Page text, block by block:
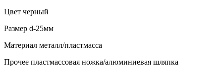
Цвет черный
Размер d-25мм
Материал металл/пластмасса
Прочее пластмассовая ножка/алюминиевая шляпка